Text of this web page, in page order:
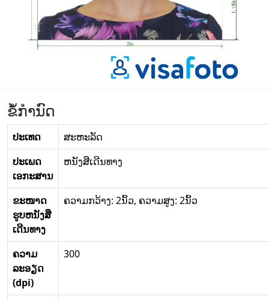
ຂໍ້ກໍານົດ
ປະເທດ
ສະ​ຫະ​ລັດ
ປະເພດ
ເອກະສານ
ຫນັງສືເດີນທາງ
ຂະໜາດ
ຮູບຫນັງສື
ເດີນທາງ
ຄວາມກວ້າງ: 2ນິ້ວ, ຄວາມສູງ: 2ນິ້ວ
ຄວາມ
ລະອຽດ
(dpi)
300